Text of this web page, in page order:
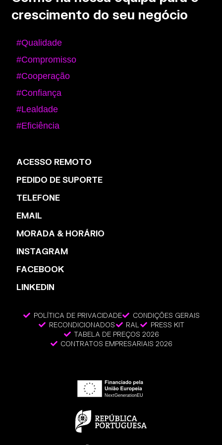
crescimento do seu negócio
#Qualidade
#Compromisso
#Cooperação
#Confiança
#Lealdade
#Eficiência
ACESSO REMOTO
PEDIDO DE SUPORTE
TELEFONE
EMAIL
MORADA & HORÁRIO
INSTAGRAM
FACEBOOK
LINKEDIN
POLÍTICA DE PRIVACIDADE
CONDIÇÕES GERAIS
RECONDICIONADOS
RAL
PRESS KIT
TABELA DE PREÇOS 2026
CONTRATOS EMPRESARIAIS 2026